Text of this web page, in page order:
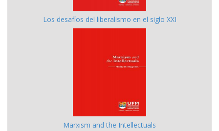
Los desafíos del liberalismo en el siglo XXI
Marxism and the Intellectuals